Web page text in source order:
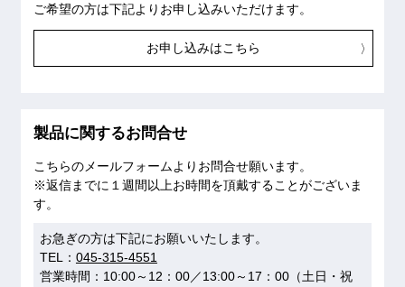
ご希望の方は下記よりお申し込みいただけます。
お申し込みはこちら
製品に関するお問合せ
こちらのメールフォームよりお問合せ願います。
※返信までに１週間以上お時間を頂戴することがございま
す。
お急ぎの方は下記にお願いいたします。
TEL： 045-315-4551
営業時間：10:00～12：00／13:00～17：00（土日・祝